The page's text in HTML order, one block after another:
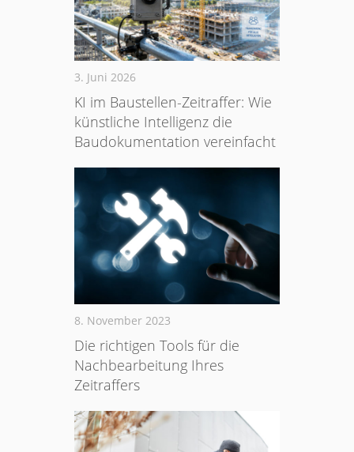
3. Juni 2026
KI im Baustellen-Zeitraffer: Wie
künstliche Intelligenz die
Baudokumentation vereinfacht
8. November 2023
Die richtigen Tools für die
Nachbearbeitung Ihres
Zeitraffers